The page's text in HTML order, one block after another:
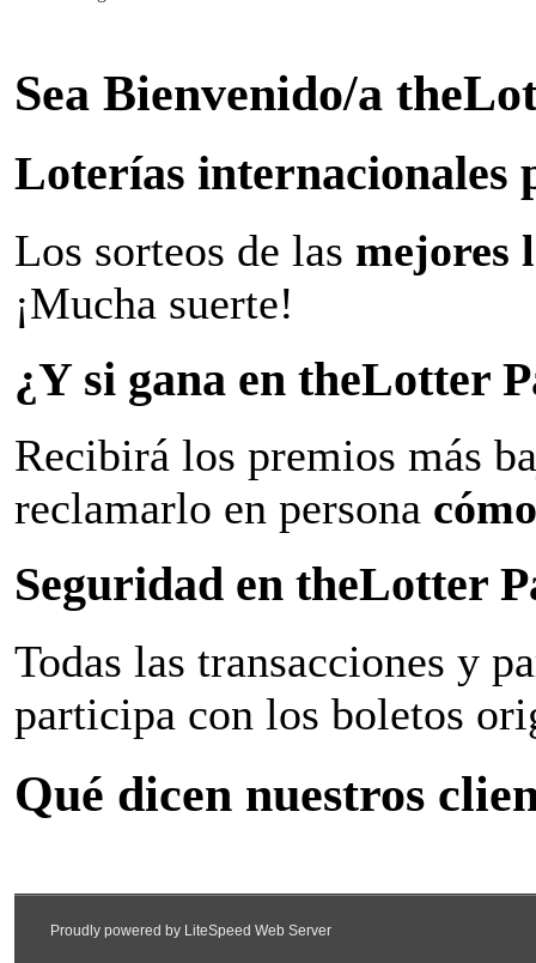
Sea Bienvenido/a
Loterías internacionales
Los sorteos de las mejores
¡Mucha suerte!
¿Y si gana en theLotter
Recibirá los premios más
reclamarlo en persona
Seguridad en theLotter
Todas las transacciones y
participa con los boletos
Qué dicen nuestros